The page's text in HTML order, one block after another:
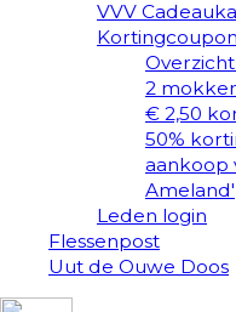
VVV
2
€ 2,50
50%
aankoop
Ameland'
Leden login
Flessenpost
Uut de Ouwe Doos